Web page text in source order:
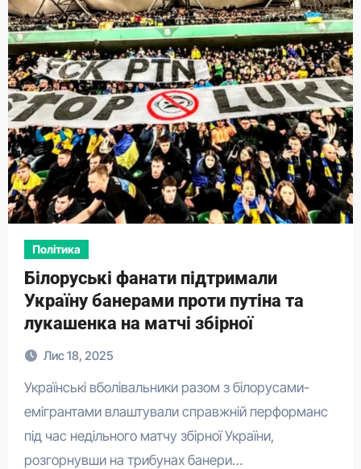
Політика
Білоруські фанати підтримали
Україну банерами проти путіна та
лукашенка на матчі збірної
Лис 18, 2025
Українські вболівальники разом з білорусами-
емігрантами влаштували справжній перформанс
під час недільного матчу збірної України,
розгорнувши на трибунах банери…